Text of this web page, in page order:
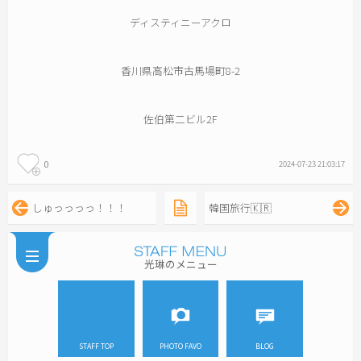
ディスティニーアクロ
香川県高松市古馬場町8-2
佐伯第二ビル2F
0 2024-07-23 21:03:17
しゅっっっっ！！！ 韓国旅行🇰🇷
光琳のメニュー
STAFF TOP PHOTO FAVO BLOG